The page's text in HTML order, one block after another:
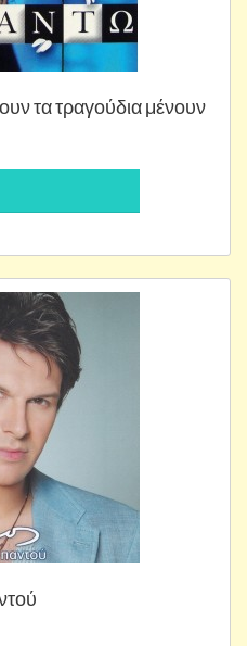
τα τραγούδια μένουν